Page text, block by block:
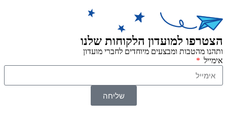
הצטרפו למועדון הלקוחות שלנו
ותהנו מהטבות ומבצעים מיוחדים לחברי מועדון
אימייל
שליחה